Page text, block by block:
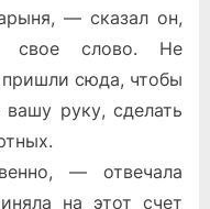
— сказал он,
слово. Не
сюда, чтобы
руку, сделать
— отвечала
на этот счет